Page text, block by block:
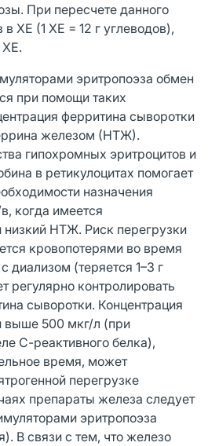
При пересчете данного
в ХЕ (1 ХЕ = 12 г углеводов),
ХЕ.
эритропоэза обмен
при помощи таких
ферритина сыворотки
железом (НТЖ).
гипохромных эритроцитов и
в ретикулоцитах помогает
назначения
когда имеется
низкий НТЖ. Риск перегрузки
кровопотерями во время
диализом (теряется 1–3 г
регулярно контролировать
сыворотки. Концентрация
выше 500 мкг/л (при
С-реактивного белка),
время, может
перегрузке
препараты железа следует
эритропоэза
В связи с тем, что железо